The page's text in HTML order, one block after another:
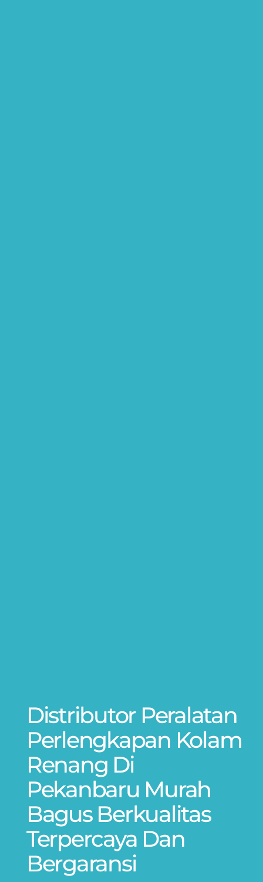
Distributor Peralatan
Perlengkapan Kolam
Renang Di
Pekanbaru Murah
Bagus Berkualitas
Terpercaya Dan
Bergaransi